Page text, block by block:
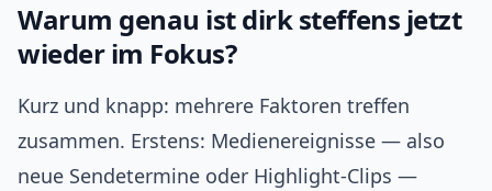
Warum genau ist dirk steffens jetzt
wieder im Fokus?
Kurz und knapp: mehrere Faktoren treffen
zusammen. Erstens: Medienereignisse — also
neue Sendetermine oder Highlight‑Clips —